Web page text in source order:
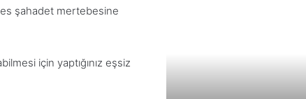
şahadet mertebesine
için yaptığınız eşsiz
28
Gıynık